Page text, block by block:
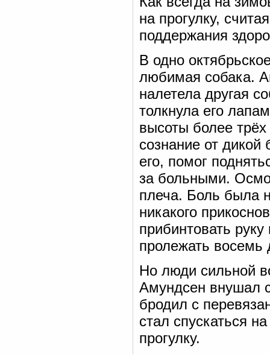
на прогулку,
поддержания
В одно
любимая собака.
налетела другая
толкнула его
высоты более
сознание от
его, помог
за больными.
плеча. Боль была
никакого
прибинтовать
пролежать восемь
Но люди сильной
Амундсен внушал
бродил с
стал спускаться
прогулку.